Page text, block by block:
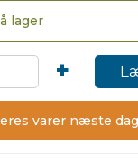
lager
+
varer næste